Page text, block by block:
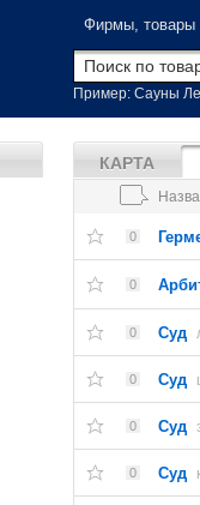
Фирмы, товары
Пример: Сауны
КАРТА
0
0
0 Суд
0 Суд
0 Суд
0 Суд